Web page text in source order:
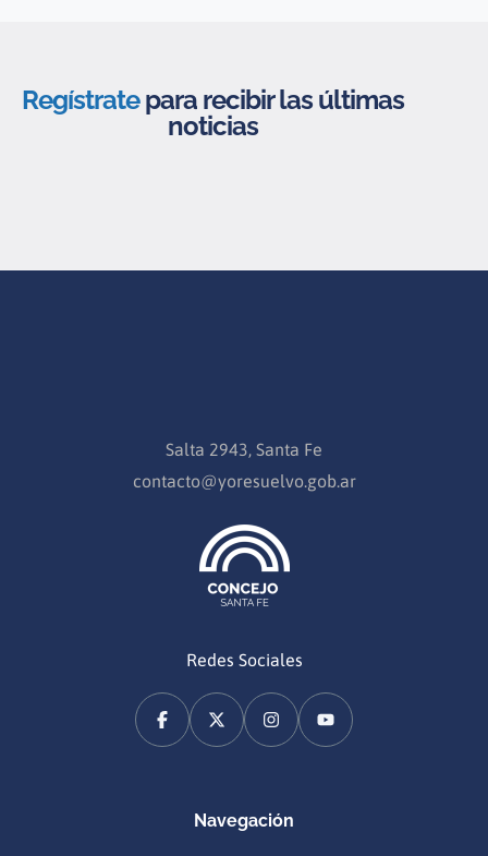
Regístratepara recibir las últimas
noticias
Salta 2943, Santa Fe
contacto@yoresuelvo.gob.ar
Redes Sociales
Navegación